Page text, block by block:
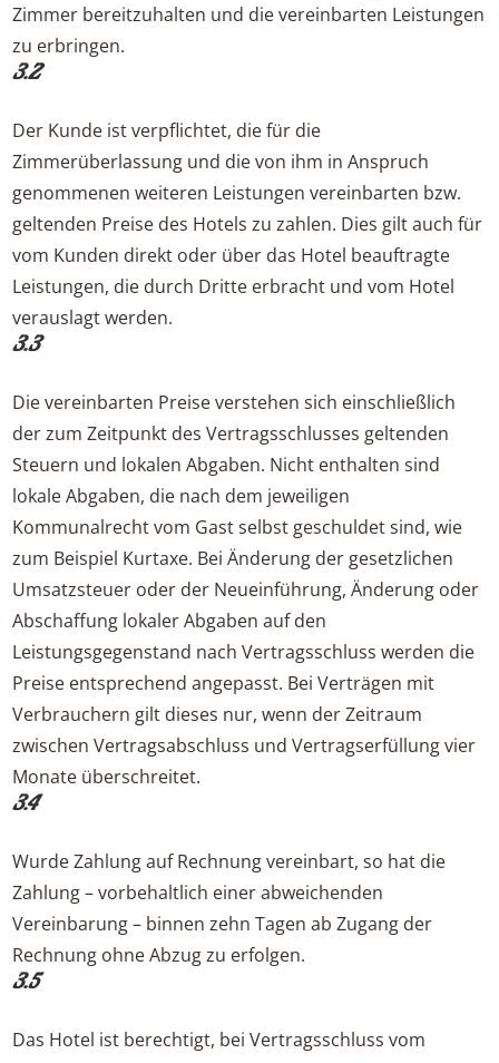
Zimmer bereitzuhalten und die vereinbarten Leistungen
zu erbringen.
3.2
Der Kunde ist verpflichtet, die für die
Zimmerüberlassung und die von ihm in Anspruch
genommenen weiteren Leistungen vereinbarten bzw.
geltenden Preise des Hotels zu zahlen. Dies gilt auch für
vom Kunden direkt oder über das Hotel beauftragte
Leistungen, die durch Dritte erbracht und vom Hotel
verauslagt werden.
3.3
Die vereinbarten Preise verstehen sich einschließlich
der zum Zeitpunkt des Vertragsschlusses geltenden
Steuern und lokalen Abgaben. Nicht enthalten sind
lokale Abgaben, die nach dem jeweiligen
Kommunalrecht vom Gast selbst geschuldet sind, wie
zum Beispiel Kurtaxe. Bei Änderung der gesetzlichen
Umsatzsteuer oder der Neueinführung, Änderung oder
Abschaffung lokaler Abgaben auf den
Leistungsgegenstand nach Vertragsschluss werden die
Preise entsprechend angepasst. Bei Verträgen mit
Verbrauchern gilt dieses nur, wenn der Zeitraum
zwischen Vertragsabschluss und Vertragserfüllung vier
Monate überschreitet.
3.4
Wurde Zahlung auf Rechnung vereinbart, so hat die
Zahlung – vorbehaltlich einer abweichenden
Vereinbarung – binnen zehn Tagen ab Zugang der
Rechnung ohne Abzug zu erfolgen.
3.5
Das Hotel ist berechtigt, bei Vertragsschluss vom